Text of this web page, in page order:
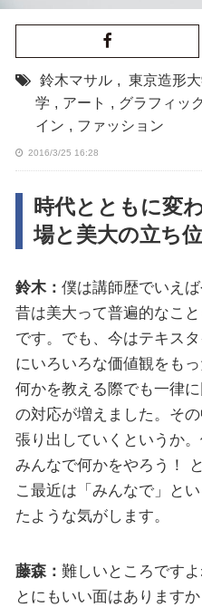
鈴木マサル , 東京造形
学 , アート , グラフィッ
イン , ファッション
2016/3/25 16:28
時代とともに変
場と美大の立ち
鈴木： 僕は講師歴でいえば
昔は美大って普遍的なこ
です。でも、今はテキス
にいろいろな価値観をも
何かを教える際でも一律
の対応が増えました。そ
張り出していくというか
みんなで何かをやろう！
こ最近は「みんなで」と
たような気がします。
藤森： 難しいところです
とにもいい面はありますか